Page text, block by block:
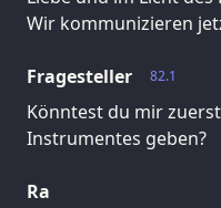
Wir kommunizieren
82.1
Fragesteller
Könntest du mir
Instrumentes geben?
Ra